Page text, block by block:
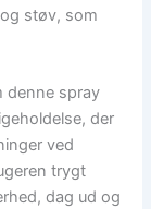
støv, som
denne spray
der
ved
trygt
dag ud og